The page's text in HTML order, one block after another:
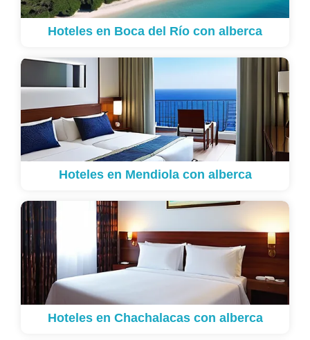
Hoteles en Boca del Río con alberca
Hoteles en Mendiola con alberca
Hoteles en Chachalacas con alberca